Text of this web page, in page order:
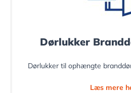
Dørlukker
Dørlukker til ophængte
Læs mere